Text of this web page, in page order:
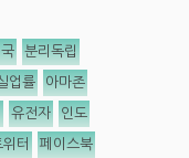
분리독립
업률 아마존
유전자 인도
위터 페이스북